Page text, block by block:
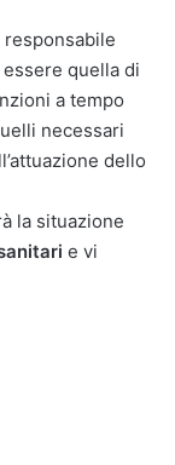
quella di
a tempo
necessari
dello
la situazione
e vi